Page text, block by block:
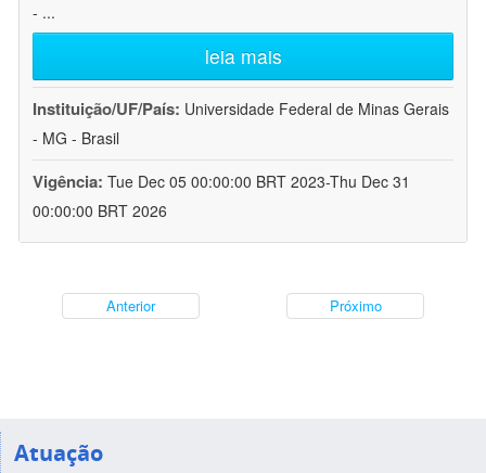
- ...
leia mais
Instituição/UF/País: Universidade Federal de Minas Gerais
- MG - Brasil
Vigência: Tue Dec 05 00:00:00 BRT 2023-Thu Dec 31
00:00:00 BRT 2026
Anterior Próximo
Atuação